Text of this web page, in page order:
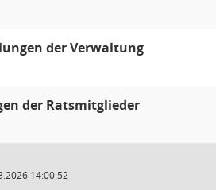
der Verwaltung
der Ratsmitglieder
14:00:52